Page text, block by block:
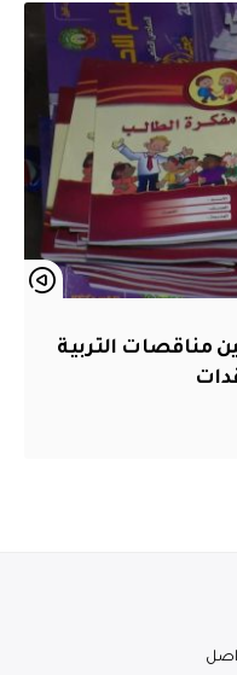
مناقصات التربية